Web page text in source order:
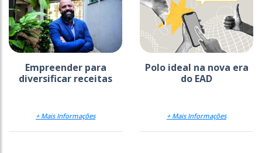
Empreender para
diversificar receitas
+ Mais Informações
Polo ideal na nova era
do EAD
+ Mais Informações